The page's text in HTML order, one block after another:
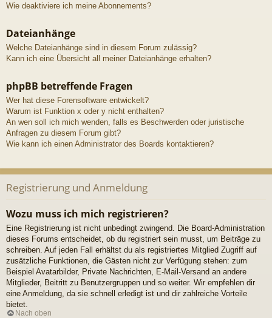
Wie deaktiviere ich meine Abonnements?
Dateianhänge
Welche Dateianhänge sind in diesem Forum zulässig?
Kann ich eine Übersicht all meiner Dateianhänge erhalten?
phpBB betreffende Fragen
Wer hat diese Forensoftware entwickelt?
Warum ist Funktion x oder y nicht enthalten?
An wen soll ich mich wenden, falls es Beschwerden oder juristische
Anfragen zu diesem Forum gibt?
Wie kann ich einen Administrator des Boards kontaktieren?
Registrierung und Anmeldung
Wozu muss ich mich registrieren?
Eine Registrierung ist nicht unbedingt zwingend. Die Board-Administration
dieses Forums entscheidet, ob du registriert sein musst, um Beiträge zu
schreiben. Auf jeden Fall erhältst du als registriertes Mitglied Zugriff auf
zusätzliche Funktionen, die Gästen nicht zur Verfügung stehen: zum
Beispiel Avatarbilder, Private Nachrichten, E-Mail-Versand an andere
Mitglieder, Beitritt zu Benutzergruppen und so weiter. Wir empfehlen dir
eine Anmeldung, da sie schnell erledigt ist und dir zahlreiche Vorteile
bietet.
Nach oben